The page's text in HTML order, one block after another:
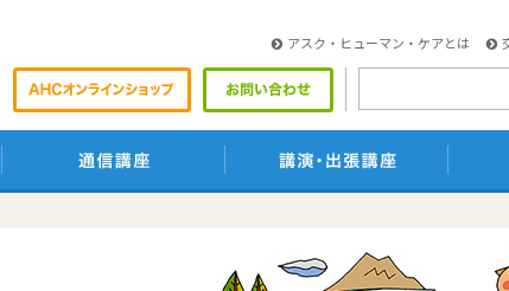
アスク・ヒューマン・ケアとは